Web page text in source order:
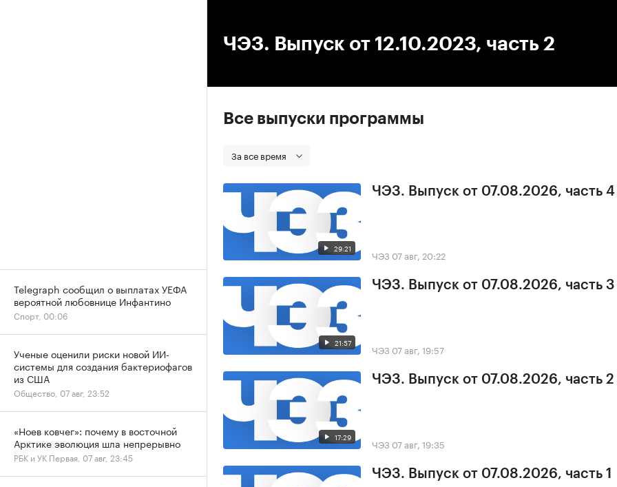
ЧЭЗ. Выпуск от 12.10.2023, часть 2
Все выпуски программы
За все время
29:21
ЧЭЗ. Выпуск от 07.08.2026, часть 4
ЧЭЗ 07 авг, 20:22
21:57
ЧЭЗ. Выпуск от 07.08.2026, часть 3
ЧЭЗ 07 авг, 19:57
17:29
ЧЭЗ. Выпуск от 07.08.2026, часть 2
ЧЭЗ 07 авг, 19:35
ЧЭЗ. Выпуск от 07.08.2026, часть 1
Telegraph сообщил о выплатах УЕФА
вероятной любовнице Инфантино
Спорт, 00:06
Ученые оценили риски новой ИИ-
системы для создания бактериофагов
из США
Общество, 07 авг, 23:52
«Ноев ковчег»: почему в восточной
Арктике эволюция шла непрерывно
РБК и УК Первая, 07 авг, 23:45